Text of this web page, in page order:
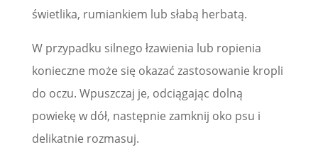
świetlika, rumiankiem lub słabą herbatą.
W przypadku silnego łzawienia lub ropienia
konieczne może się okazać zastosowanie kropli
do oczu. Wpuszczaj je, odciągając dolną
powiekę w dół, następnie zamknij oko psu i
delikatnie rozmasuj.